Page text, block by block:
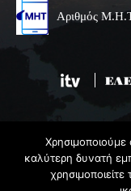
Αριθμός
© 2019 Epirus Online
καλύτερη δυνατή